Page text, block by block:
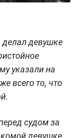
девушке
указали на
всего то, что
судом за
девушке.